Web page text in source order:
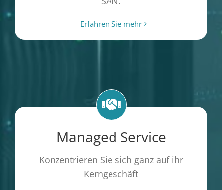
Erfahren Sie mehr
Managed Service
Konzentrieren Sie sich ganz auf ihr
Kerngeschäft